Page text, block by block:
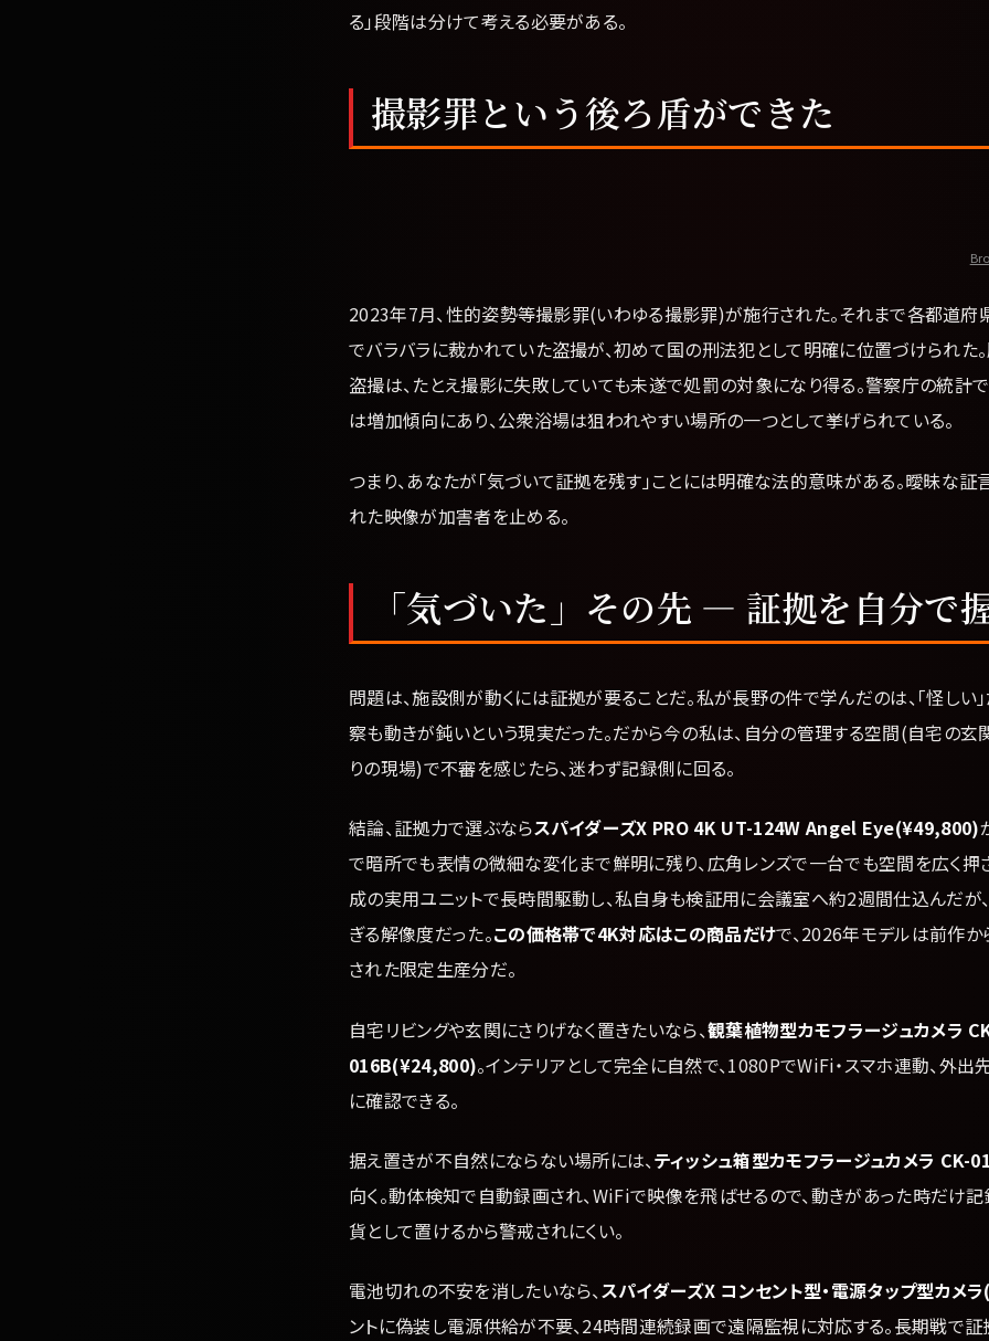
る」段階は分けて考える必要がある。
撮影罪という後ろ盾ができた
2023年7月、性的姿勢等撮影罪(いわゆる撮影罪)が施行された。それまで各都道
でバラバラに裁かれていた盗撮が、初めて国の刑法犯として明確に位置づけられた
盗撮は、たとえ撮影に失敗していても未遂で処罰の対象になり得る。警察庁の統計
は増加傾向にあり、公衆浴場は狙われやすい場所の一つとして挙げられている。
つまり、あなたが「気づいて証拠を残す」ことには明確な法的意味がある。曖昧な証
れた映像が加害者を止める。
「気づいた」その先 — 証拠を自分で
問題は、施設側が動くには証拠が要ることだ。私が長野の件で学んだのは、「怪しい
察も動きが鈍いという現実だった。だから今の私は、自分の管理する空間(自宅の玄
りの現場)で不審を感じたら、迷わず記録側に回る。
結論、証拠力で選ぶならスパイダーズX PRO 4K UT-124W Angel Eye(¥49,800)
で暗所でも表情の微細な変化まで鮮明に残り、広角レンズで一台でも空間を広く押
成の実用ユニットで長時間駆動し、私自身も検証用に会議室へ約2週間仕込んだが
ぎる解像度だった。この価格帯で4K対応はこの商品だけで、2026年モデルは前作
された限定生産分だ。
自宅リビングや玄関にさりげなく置きたいなら、観葉植物型カモフラージュカメラ
016B(¥24,800)。インテリアとして完全に自然で、1080PでWiFi・スマホ連動、外出
に確認できる。
据え置きが不自然にならない場所には、ティッシュ箱型カモフラージュカメラ
向く。動体検知で自動録画され、WiFiで映像を飛ばせるので、動きがあった時だけ
貨として置けるから警戒されにくい。
電池切れの不安を消したいなら、スパイダーズX コンセント型・電源タップ型カメ
ントに偽装し電源供給が不要、24時間連続録画で遠隔監視に対応する。長期戦で